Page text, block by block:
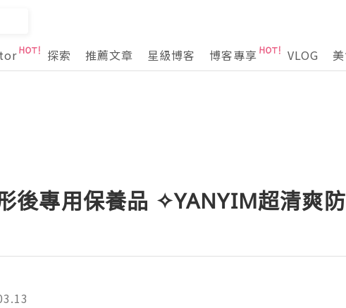
探索 推薦文章 星級博客 博客專享 VLOG
後專用保養品 ✧YANYIM超清爽